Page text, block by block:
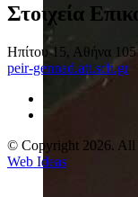
Στοιχεία
Ηπίτου 15, Αθήνα
peir-gennad.att.sch.gr
© Copyright 2026. All
Web Ideas